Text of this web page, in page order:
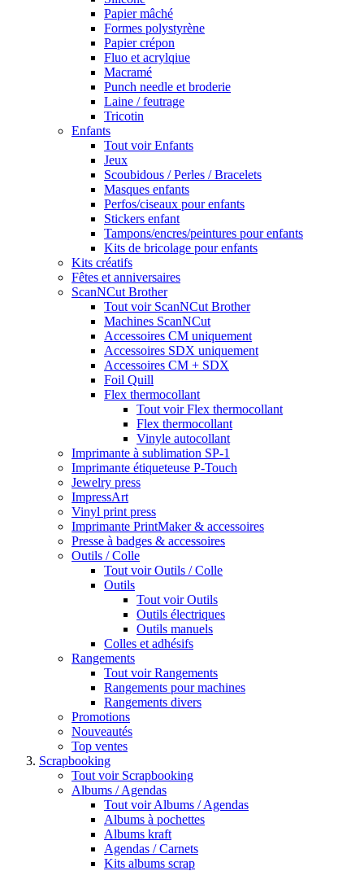
Papier mâché
Formes polystyrène
Papier crépon
Fluo et acrylqiue
Macramé
Punch needle et broderie
Laine / feutrage
Tricotin
Enfants
Tout voir Enfants
Jeux
Scoubidous / Perles / Bracelets
Masques enfants
Perfos/ciseaux pour enfants
Stickers enfant
Tampons/encres/peintures pour enfants
Kits de bricolage pour enfants
Kits créatifs
Fêtes et anniversaires
ScanNCut Brother
Tout voir ScanNCut Brother
Machines ScanNCut
Accessoires CM uniquement
Accessoires SDX uniquement
Accessoires CM + SDX
Foil Quill
Flex thermocollant
Tout voir Flex thermocollant
Flex thermocollant
Vinyle autocollant
Imprimante à sublimation SP-1
Imprimante étiqueteuse P-Touch
Jewelry press
ImpressArt
Vinyl print press
Imprimante PrintMaker & accessoires
Presse à badges & accessoires
Outils / Colle
Tout voir Outils / Colle
Outils
Tout voir Outils
Outils électriques
Outils manuels
Colles et adhésifs
Rangements
Tout voir Rangements
Rangements pour machines
Rangements divers
Promotions
Nouveautés
Top ventes
Scrapbooking
Tout voir Scrapbooking
Albums / Agendas
Tout voir Albums / Agendas
Albums à pochettes
Albums kraft
Agendas / Carnets
Kits albums scrap